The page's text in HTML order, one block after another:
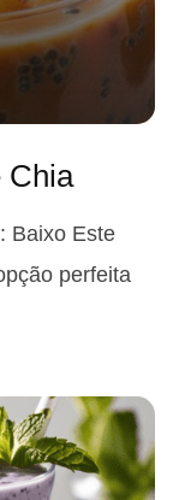
Chia
Baixo Este
perfeita